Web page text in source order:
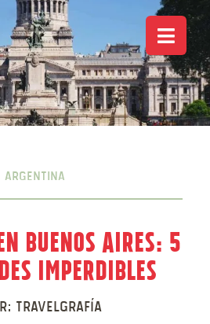
Argentina
Buenos Aires: 5
imperdibles
Travelgrafía